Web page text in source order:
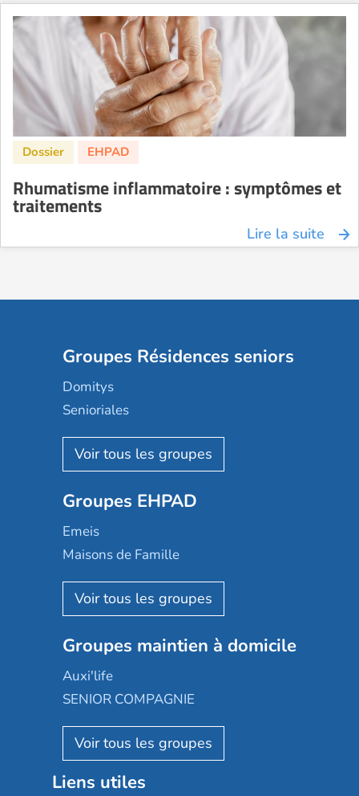
Rhumatisme inflammatoire : symptômes et
traitements
Lire la suite
Groupes Résidences seniors
Domitys
Senioriales
Nohée
Les Résidentiels
Mobicap
Domusvi
Happy Senior
Aquarelia
Nexity edenea
Les jardins d'Arcadie
Occitalia
Appartseniors
Reseda
Stella management
Les villages d'or
Groupes EHPAD
Emeis
Maisons de Famille
Korian
Emera
Groupe SOS
Le Noble Âge
Almage
Résidalya
Groupe aplus
Groupes maintien à domicile
Auxi'life
SENIOR COMPAGNIE
AGE D'OR Services
Liens utiles